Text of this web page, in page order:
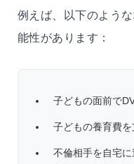
例えば、以下のよう
能性があります：
子どもの面前で
子どもの養育費
不倫相手を自宅